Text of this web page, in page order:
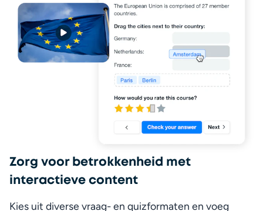
Zorg voor betrokkenheid met
interactieve content
Kies uit diverse vraag- en quizformaten en voeg